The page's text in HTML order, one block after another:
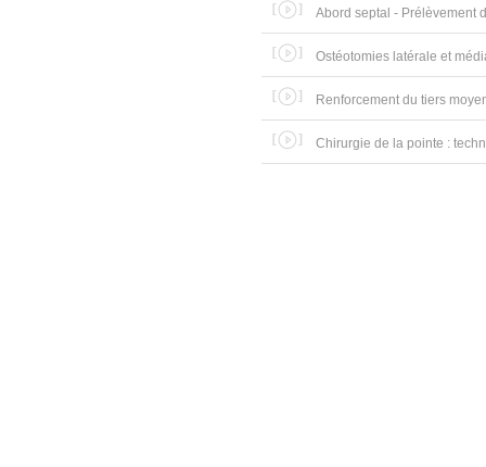
Abord septal - Prélèvement
Ostéotomies latérale et
Renforcement du tiers
Chirurgie de la pointe :